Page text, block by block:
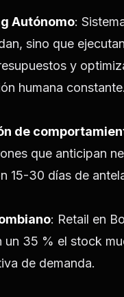
Autónomo:
sino que
y
humana constante.
de
que anticipan
15-30 días de
: Retail en
un 35 % el stock
de demanda.